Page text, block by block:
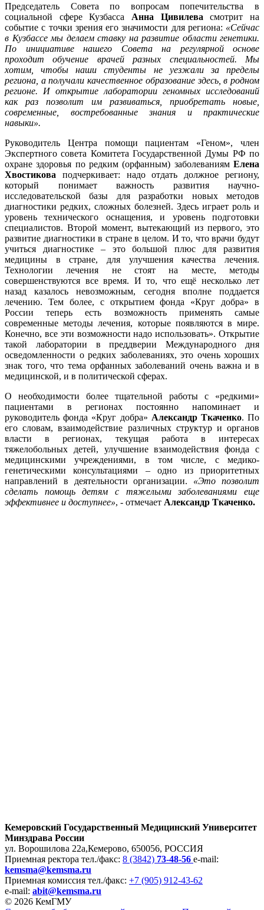
Председатель Совета по вопросам попечительства в
социальной сфере Кузбасса Анна Цивилева смотрит на
событие с точки зрения его значимости для региона: «Сейчас
в Кузбассе мы делаем ставку на развитие области генетики.
По инициативе нашего Совета на регулярной основе
проходит обучение врачей разных специальностей. Мы
хотим, чтобы наши студенты не уезжали за пределы
региона, а получали качественное образование здесь, в родном
регионе. И открытие лаборатории геномных исследований
как раз позволит им развиваться, приобретать новые,
современные, востребованные знания и практические
навыки».
Руководитель Центра помощи пациентам «Геном», член
Экспертного совета Комитета Государственной Думы РФ по
охране здоровья по редким (орфанным) заболеваниям Елена
Хвостикова подчеркивает: надо отдать должное региону,
который понимает важность развития научно-
исследовательской базы для разработки новых методов
диагностики редких, сложных болезней. Здесь играет роль и
уровень технического оснащения, и уровень подготовки
специалистов. Второй момент, вытекающий из первого, это
развитие диагностики в стране в целом. И то, что врачи будут
учиться диагностике – это большой плюс для развития
медицины в стране, для улучшения качества лечения.
Технологии лечения не стоят на месте, методы
совершенствуются все время. И то, что ещё несколько лет
назад казалось невозможным, сегодня вполне поддается
лечению. Тем более, с открытием фонда «Круг добра» в
России теперь есть возможность применять самые
современные методы лечения, которые появляются в мире.
Конечно, все эти возможности надо использовать». Открытие
такой лаборатории в преддверии Международного дня
осведомленности о редких заболеваниях, это очень хороших
знак того, что тема орфанных заболеваний очень важна и в
медицинской, и в политической сферах.
О необходимости более тщательной работы с «редкими»
пациентами в регионах постоянно напоминает и
руководитель фонда «Круг добра» Александр Ткаченко. По
его словам, взаимодействие различных структур и органов
власти в регионах, текущая работа в интересах
тяжелобольных детей, улучшение взаимодействия фонда с
медицинскими учреждениями, в том числе, с медико-
генетическими консультациями – одно из приоритетных
направлений в деятельности организации. «Это позволит
сделать помощь детям с тяжелыми заболеваниями еще
эффективнее и доступнее», - отмечает Александр Ткаченко.
Кемеровский Государственный Медицинский Университет
Минздрава России
ул. Ворошилова 22а,Кемерово, 650056, РОССИЯ
Приемная ректора тел./факс: 8 (3842) 73-48-56 e-mail:
kemsma@kemsma.ru
Приемная комиссия тел./факс: +7 (905) 912-43-62
e-mail: abit@kemsma.ru
© 2026 КемГМУ